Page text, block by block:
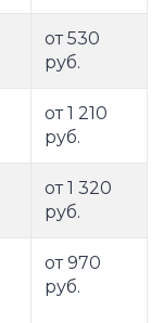
от 530
руб.
от 1 210
руб.
от 1 320
руб.
от 970
руб.